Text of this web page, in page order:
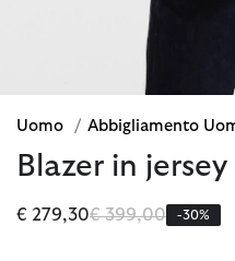
Uomo / Abbigliamento
Blazer in
€ 279,30Prezzo ridotto da
€ 399,00a -30%